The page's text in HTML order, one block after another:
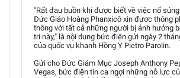
"Rất đau buồn khi được biết về việc nổ
Đức Giáo Hoàng Phanxicô xin đươc thông
thông với tất cả những người bị ảnh hưởng
tri này," là nội dung bức điện gửi ngày 2
của quốc vụ khanh Hồng Y Pietro Parolin.
Gửi cho Đức Giám Mục Joseph Anthony
Vegas, bức điện tín ca ngợi những nỗ lực